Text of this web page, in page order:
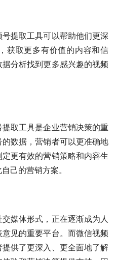
提取工具可以帮助他们更深
获取更多有价值的内容和信
分析找到更多感兴趣的视频
取工具是企业营销决策的重
数据，营销者可以更准确地
更有效的营销策略和内容生
己的营销方案。
媒体形式，正在逐渐成为人
见的重要平台。而微信视频
供了更深入、更全面地了解